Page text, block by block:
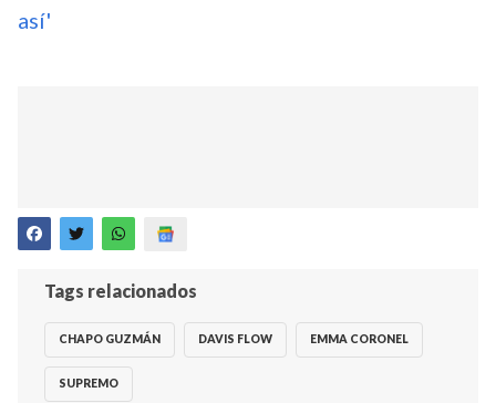
así'
Tags relacionados
CHAPO GUZMÁN DAVIS FLOW EMMA CORONEL
SUPREMO